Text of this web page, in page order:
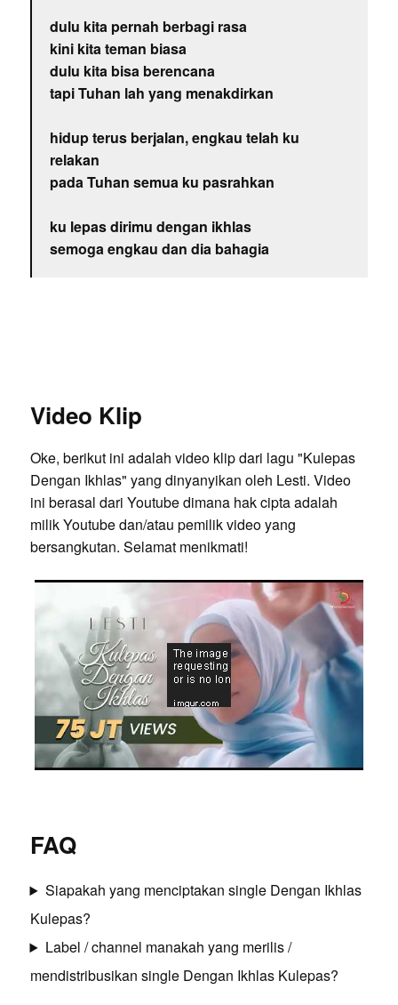
dulu kita pernah berbagi rasa
kini kita teman biasa
dulu kita bisa berencana
tapi Tuhan lah yang menakdirkan
hidup terus berjalan, engkau telah ku
relakan
pada Tuhan semua ku pasrahkan
ku lepas dirimu dengan ikhlas
semoga engkau dan dia bahagia
Video Klip
Oke, berikut ini adalah video klip dari lagu "Kulepas
Dengan Ikhlas" yang dinyanyikan oleh Lesti. Video
ini berasal dari Youtube dimana hak cipta adalah
milik Youtube dan/atau pemilik video yang
bersangkutan. Selamat menikmati!
FAQ
Siapakah yang menciptakan single Dengan Ikhlas
Kulepas?
Label / channel manakah yang merilis /
mendistribusikan single Dengan Ikhlas Kulepas?